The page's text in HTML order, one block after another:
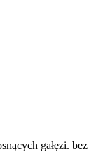
gałęzi. bez